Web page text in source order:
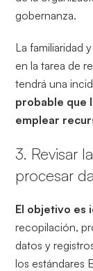
gobernanza.
La familiaridad
en la tarea de
tendrá una
probable que
emplear
3. Revisar
procesar
El objetivo es
recopilación,
datos y
los estándares